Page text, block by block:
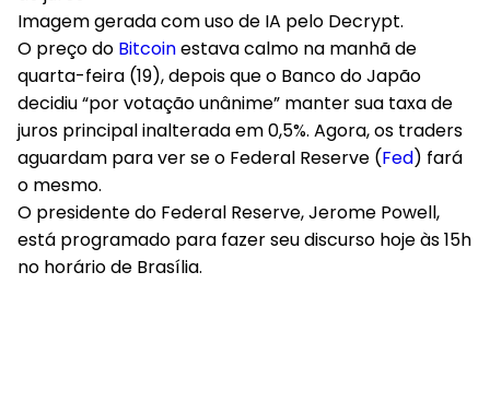
Imagem gerada com uso de IA pelo Decrypt.
O preço do Bitcoinestava calmo na manhã de
quarta-feira (19), depois que o Banco do Japão
decidiu “por votação unânime” manter sua taxa de
juros principal inalterada em 0,5%. Agora, os traders
aguardam para ver se o Federal Reserve (Fed) fará
o mesmo.
O presidente do Federal Reserve, Jerome Powell,
está programado para fazer seu discurso hoje às 15h
no horário de Brasília.